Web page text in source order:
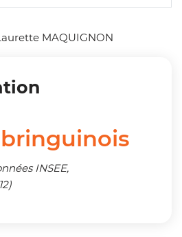
MAQUIGNON
INSEE,